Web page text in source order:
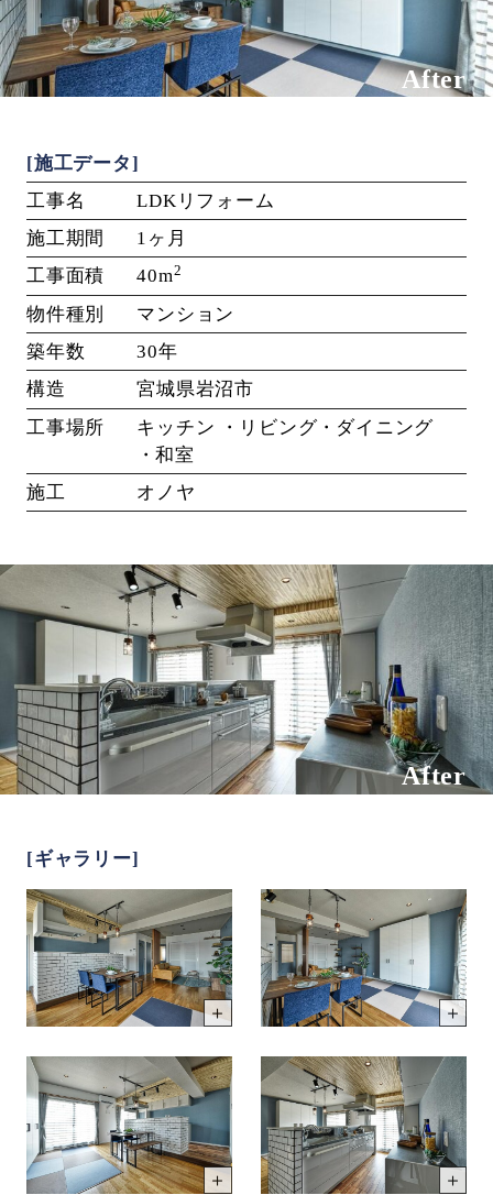
After
[施工データ]
工事名
LDKリフォーム
施工期間
1ヶ月
工事面積
40m2
物件種別
マンション
築年数
30年
構造
宮城県岩沼市
工事場所
キッチン リビング
ダイニング
和室
施工
オノヤ
After
[ギャラリー]